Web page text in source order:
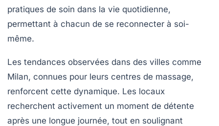
pratiques de soin dans la vie quotidienne,
permettant à chacun de se reconnecter à soi-
même.
Les tendances observées dans des villes comme
Milan, connues pour leurs centres de massage,
renforcent cette dynamique. Les locaux
recherchent activement un moment de détente
après une longue journée, tout en soulignant